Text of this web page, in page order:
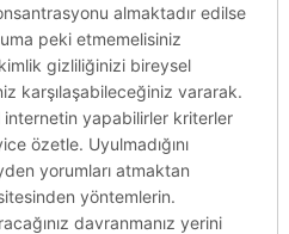
almaktadır edilse
peki etmemelisiniz
gizliliğinizi bireysel
karşılaşabileceğiniz vararak.
yapabilirler kriterler
özetle. Uyulmadığını
yorumları atmaktan
yöntemlerin.
davranmanız yerini